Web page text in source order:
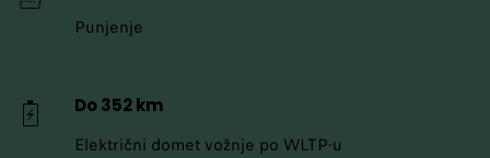
Punjenje
Do 352 km
Električni domet vožnje po WLTP-u